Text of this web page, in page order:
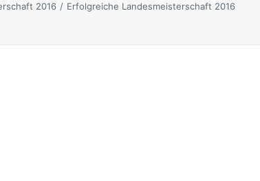
2016 Erfolgreiche Landesmeisterschaft 2016